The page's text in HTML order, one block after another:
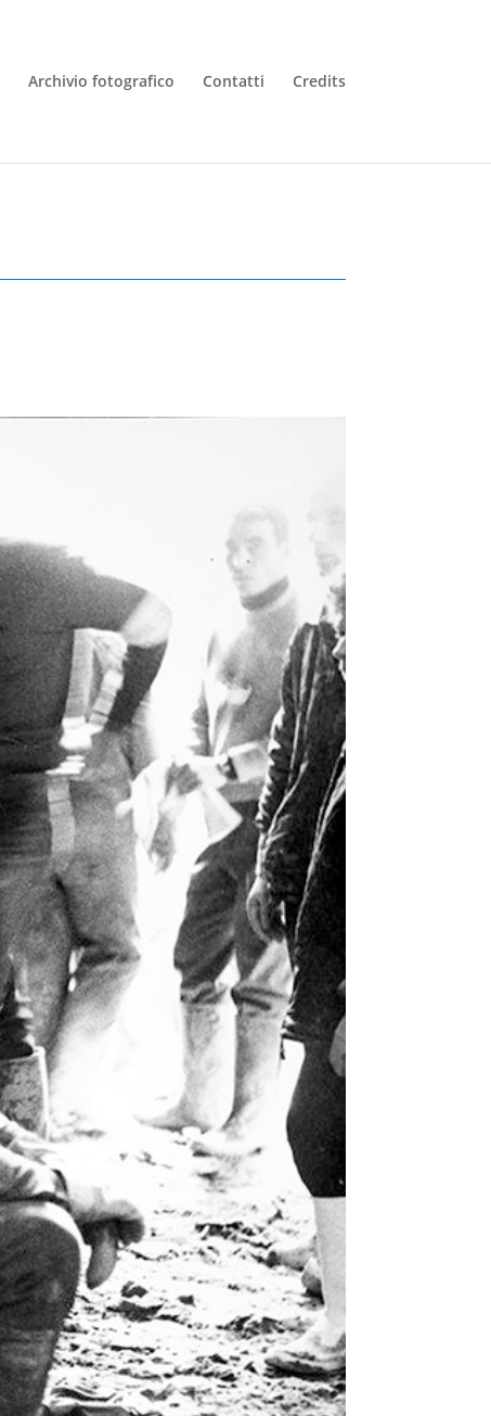
Archivio fotografico Contatti Credits